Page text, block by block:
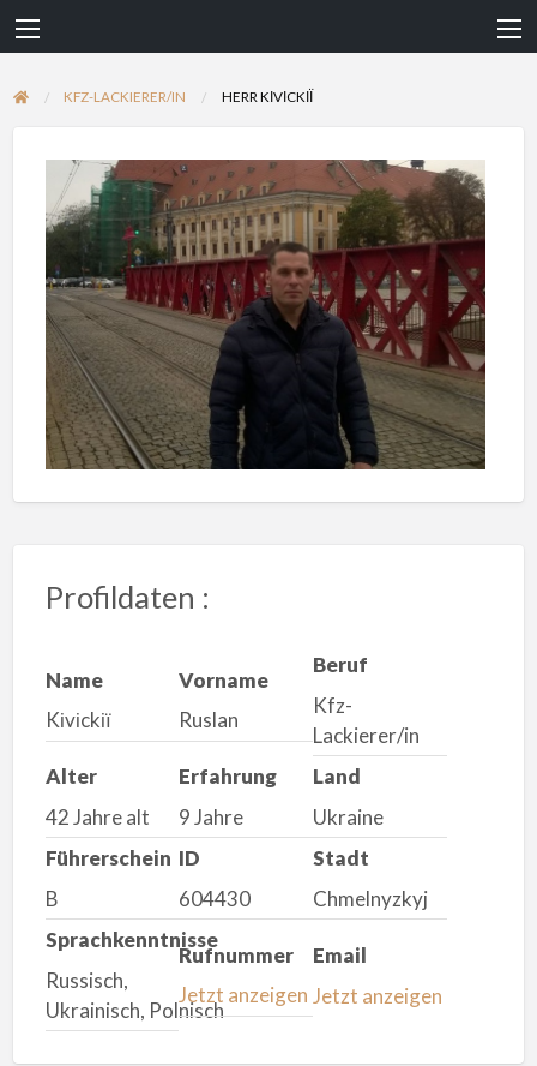
KFZ-LACKIERER/IN HERR KІVІCKІЇ
Profildaten :
Name
Kіvіckії
Vorname
Ruslan
Beruf
Kfz-
Lackierer/in
Alter
42 Jahre alt
Erfahrung
9 Jahre
Land
Ukraine
Führerschein
B
ID
604430
Stadt
Chmelnyzkyj
Sprachkenntnisse
Russisch,
Ukrainisch, Polnisch
Rufnummer
Jetzt anzeigen
Email
Jetzt anzeigen